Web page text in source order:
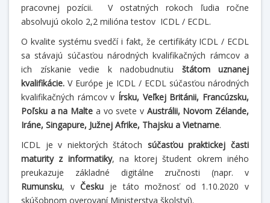
pracovnej pozícii. V ostatných rokoch ľudia ročne
absolvujú okolo 2,2 milióna testov ICDL / ECDL.
O kvalite systému svedčí i fakt, že certifikáty ICDL / ECDL
sa stávajú súčasťou národných kvalifikačných rámcov a
ich získanie vedie k nadobudnutiu štátom uznanej
kvalifikácie. V Európe je ICDL / ECDL súčasťou národných
kvalifikačných rámcov v Írsku, Veľkej Británii, Francúzsku,
Poľsku a na Malte a vo svete v Austrálii, Novom Zélande,
Iráne, Singapure, Južnej Afrike, Thajsku a Vietname.
ICDL je v niektorých štátoch súčasťou praktickej časti
maturity z informatiky, na ktorej študent okrem iného
preukazuje základné digitálne zručnosti (napr. v
Rumunsku, vČesku je táto možnosť od 1.10.2020 v
skúšobnom overovaní Ministerstva školství).